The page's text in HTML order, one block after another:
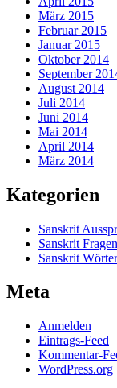
März 2015
Februar 2015
Januar 2015
Oktober 2014
September
August 2014
Juli 2014
Juni 2014
Mai 2014
April 2014
März 2014
Kategorien
Sanskrit
Sanskrit Fragen
Sanskrit
Meta
Anmelden
Eintrags-Feed
Kommentar-
WordPress.org